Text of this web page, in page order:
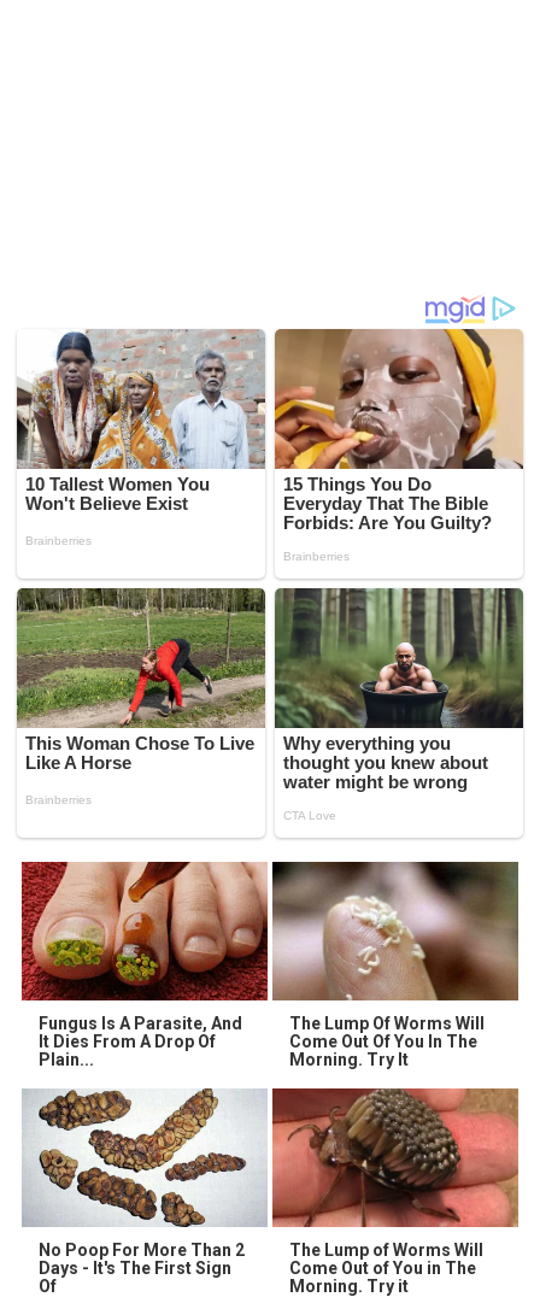
Fungus Is A Parasite, And
It Dies From A Drop Of
Plain...
The Lump Of Worms Will
Come Out Of You In The
Morning. Try It
No Poop For More Than 2
Days - It's The First Sign
Of
The Lump of Worms Will
Come Out of You in The
Morning. Try it